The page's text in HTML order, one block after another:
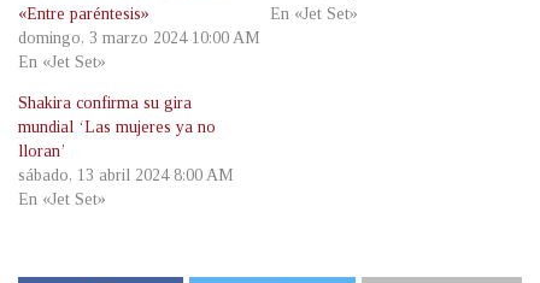
«Entre paréntesis»
domingo, 3 marzo 2024 10:00 AM
En «Jet Set»
En «Jet Set»
Shakira confirma su gira
mundial ‘Las mujeres ya no
lloran’
sábado, 13 abril 2024 8:00 AM
En «Jet Set»